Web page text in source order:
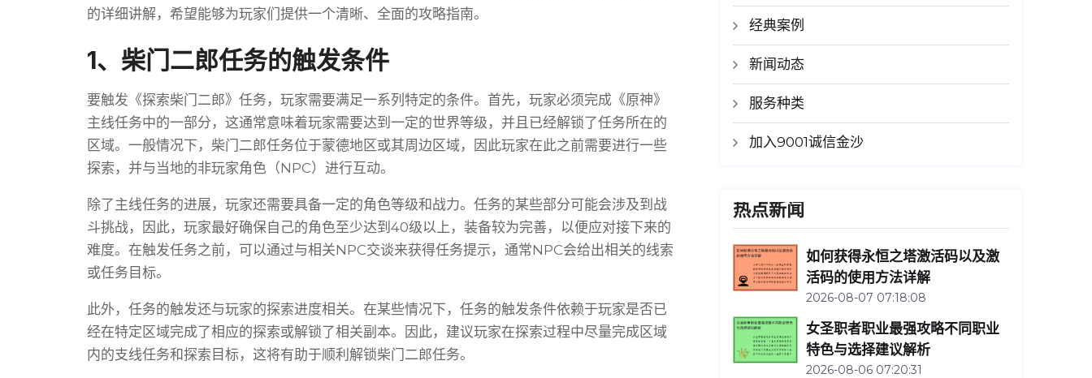
的详细讲解，希望能够为玩家们提供一个清晰、全面的攻略指南。
1、柴门二郎任务的触发条件
要触发《探索柴门二郎》任务，玩家需要满足一系列特定的条件。首先，玩家必须完成《原神》
主线任务中的一部分，这通常意味着玩家需要达到一定的世界等级，并且已经解锁了任务所在的
区域。一般情况下，柴门二郎任务位于蒙德地区或其周边区域，因此玩家在此之前需要进行一些
探索，并与当地的非玩家角色（NPC）进行互动。
除了主线任务的进展，玩家还需要具备一定的角色等级和战力。任务的某些部分可能会涉及到战
斗挑战，因此，玩家最好确保自己的角色至少达到40级以上，装备较为完善，以便应对接下来的
难度。在触发任务之前，可以通过与相关NPC交谈来获得任务提示，通常NPC会给出相关的线索
或任务目标。
此外，任务的触发还与玩家的探索进度相关。在某些情况下，任务的触发条件依赖于玩家是否已
经在特定区域完成了相应的探索或解锁了相关副本。因此，建议玩家在探索过程中尽量完成区域
内的支线任务和探索目标，这将有助于顺利解锁柴门二郎任务。
经典案例
新闻动态
服务种类
加入9001诚信金沙
热点新闻
如何获得永恒之塔激活码以及激
活码的使用方法详解
2026-08-07 07:18:08
女圣职者职业最强攻略不同职业
特色与选择建议解析
2026-08-06 07:20:31